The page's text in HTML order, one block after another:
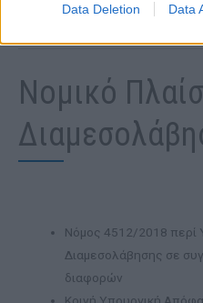
Data Deletion Data
Νομικό
Νόμος 4512/2018 περί
Διαμεσολάβησης σε
διαφορών
Κοινή Υπουργική